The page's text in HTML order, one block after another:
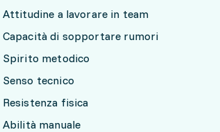
Attitudine a lavorare in team
Capacità di sopportare rumori
Spirito metodico
Senso tecnico
Resistenza fisica
Abilità manuale